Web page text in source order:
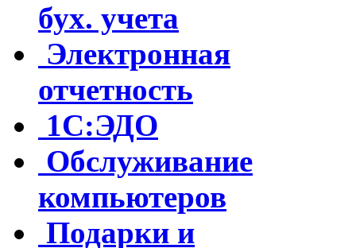
бух. учета
Электронная
отчетность
1С:ЭДО
Обслуживание
компьютеров
Подарки и